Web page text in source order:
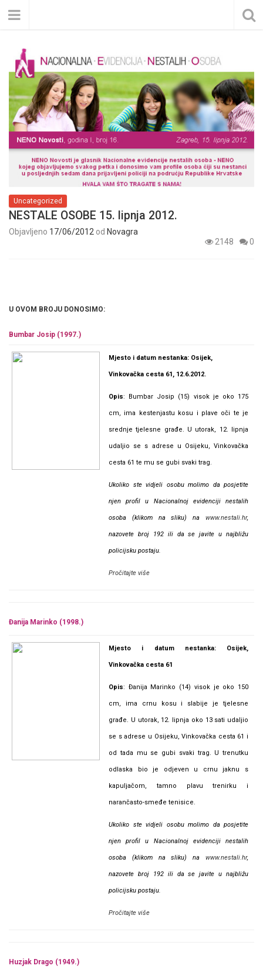
Uncategorized
NESTALE OSOBE 15. lipnja 2012.
Objavljeno 17/06/2012 od Novagra
2148
0
U OVOM BROJU DONOSIMO:
Bumbar Josip (1997.)
Mjesto i datum nestanka: Osijek,
Vinkovačka cesta 61, 12.6.2012.
Opis: Bumbar Josip (15) visok je oko 175
cm, ima kestenjastu kosu i plave oči te je
srednje tjelesne građe. U utorak, 12. lipnja
udaljio se s adrese u Osijeku, Vinkovačka
cesta 61 te mu se gubi svaki trag.
Ukoliko ste vidjeli osobu molimo da posjetite
njen profil u Nacionalnoj evidenciji nestalih
osoba (klikom na sliku) na www.nestali.hr,
nazovete broj 192 ili da se javite u najbližu
policijsku postaju.
Pročitajte više
Đanija Marinko (1998.)
Mjesto i datum nestanka: Osijek,
Vinkovačka cesta 61
Opis: Đanija Marinko (14) visok je oko 150
cm, ima crnu kosu i slabije je tjelesne
građe. U utorak, 12. lipnja oko 13 sati udaljio
se s adrese u Osijeku, Vinkovačka cesta 61 i
od tada mu se gubi svaki trag. U trenutku
odlaska bio je odjeven u crnu jaknu s
kapuljačom, tamno plavu trenirku i
narančasto-smeđe tenisice.
Ukoliko ste vidjeli osobu molimo da posjetite
njen profil u Nacionalnoj evidenciji nestalih
osoba (klikom na sliku) na www.nestali.hr,
nazovete broj 192 ili da se javite u najbližu
policijsku postaju.
Pročitajte više
Huzjak Drago (1949.)